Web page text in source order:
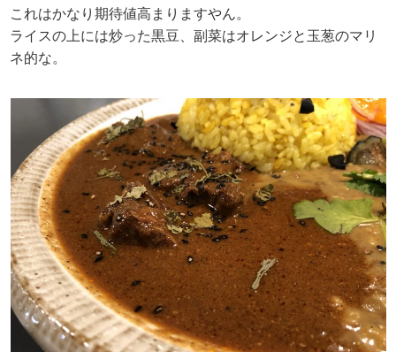
これはかなり期待値高まりますやん。
ライスの上には炒った黒豆、副菜はオレンジと玉葱のマリ
ネ的な。